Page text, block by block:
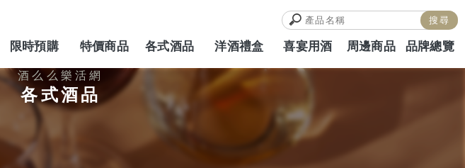
限時預購
PREORDER
特價商品
SPECIAL
各式酒品 洋酒禮盒
HAMPERS
喜宴用酒
WEDDING
周邊商品 品牌總覽
各式酒品